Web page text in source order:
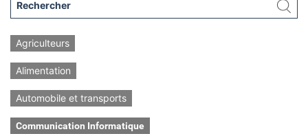
Agriculteurs
Alimentation
Automobile et transports
Communication Informatique